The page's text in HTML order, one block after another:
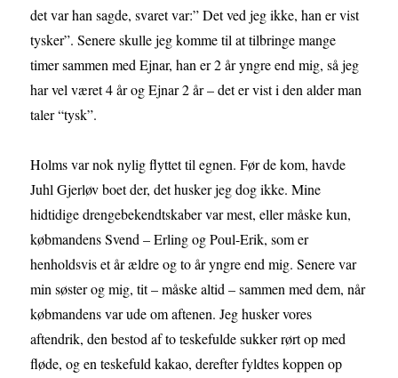
det var han sagde, svaret var:” Det ved jeg ikke, han er vist
tysker”. Senere skulle jeg komme til at tilbringe mange
timer sammen med Ejnar, han er 2 år yngre end mig, så jeg
har vel været 4 år og Ejnar 2 år – det er vist i den alder man
taler “tysk”.
Holms var nok nylig flyttet til egnen. Før de kom, havde
Juhl Gjerløv boet der, det husker jeg dog ikke. Mine
hidtidige drengebekendtskaber var mest, eller måske kun,
købmandens Svend – Erling og Poul-Erik, som er
henholdsvis et år ældre og to år yngre end mig. Senere var
min søster og mig, tit – måske altid – sammen med dem, når
købmandens var ude om aftenen. Jeg husker vores
aftendrik, den bestod af to teskefulde sukker rørt op med
fløde, og en teskefuld kakao, derefter fyldtes koppen op